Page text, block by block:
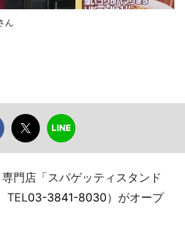
ん
門店「スパゲッティスタンド
TEL03-3841-8030）がオープ